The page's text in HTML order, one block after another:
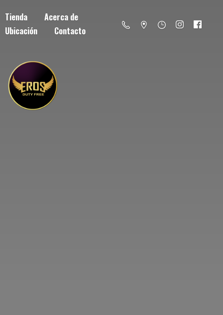
Tienda
Acerca de
Ubicación
Contacto